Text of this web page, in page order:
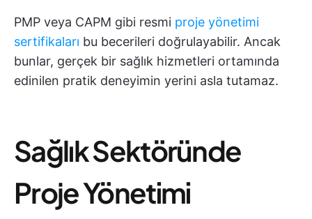
PMP veya CAPM gibi resmi proje yönetimi
sertifikaları bu becerileri doğrulayabilir. Ancak
bunlar, gerçek bir sağlık hizmetleri ortamında
edinilen pratik deneyimin yerini asla tutamaz.
Sağlık Sektöründe
Proje Yönetimi